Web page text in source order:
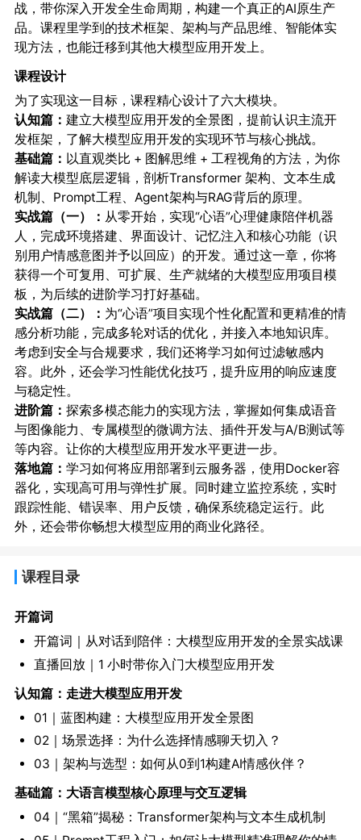
战，带你深入开发全生命周期，构建一个真正的AI原生产
品。课程里学到的技术框架、架构与产品思维、智能体实
现方法，也能迁移到其他大模型应用开发上。
课程设计
为了实现这一目标，课程精心设计了六大模块。
认知篇： 建立大模型应用开发的全景图，提前认识主流开
发框架，了解大模型应用开发的实现环节与核心挑战。
基础篇： 以直观类比 + 图解思维 + 工程视角的方法，为你
解读大模型底层逻辑，剖析Transformer 架构、文本生成
机制、Prompt工程、Agent架构与RAG背后的原理。
实战篇（一）： 从零开始，实现“心语”心理健康陪伴机器
人，完成环境搭建、界面设计、记忆注入和核心功能（识
别用户情感意图并予以回应）的开发。通过这一章，你将
获得一个可复用、可扩展、生产就绪的大模型应用项目模
板，为后续的进阶学习打好基础。
实战篇（二）： 为“心语”项目实现个性化配置和更精准的情
感分析功能，完成多轮对话的优化，并接入本地知识库。
考虑到安全与合规要求，我们还将学习如何过滤敏感内
容。此外，还会学习性能优化技巧，提升应用的响应速度
与稳定性。
进阶篇： 探索多模态能力的实现方法，掌握如何集成语音
与图像能力、专属模型的微调方法、插件开发与A/B测试等
等内容。让你的大模型应用开发水平更进一步。
落地篇： 学习如何将应用部署到云服务器，使用Docker容
器化，实现高可用与弹性扩展。同时建立监控系统，实时
跟踪性能、错误率、用户反馈，确保系统稳定运行。此
外，还会带你畅想大模型应用的商业化路径。
课程目录
开篇词
开篇词｜从对话到陪伴：大模型应用开发的全景实战课
直播回放｜1 小时带你入门大模型应用开发
认知篇：走进大模型应用开发
01｜蓝图构建：大模型应用开发全景图
02｜场景选择：为什么选择情感聊天切入？
03｜架构与选型：如何从0到1构建AI情感伙伴？
基础篇：大语言模型核心原理与交互逻辑
04｜“黑箱”揭秘：Transformer架构与文本生成机制